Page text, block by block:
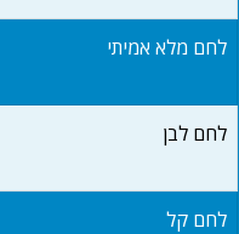
לחם מלא אמיתי
לחם לבן
לחם קל